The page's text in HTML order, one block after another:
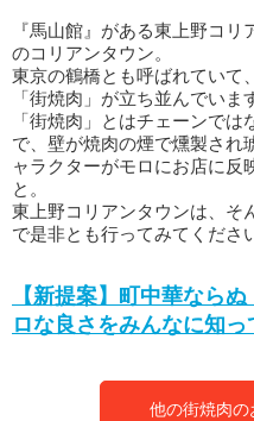
『馬山館』がある東上野コ
のコリアンタウン。
東京の鶴橋とも呼ばれていて
「街焼肉」が立ち並んでいま
「街焼肉」とはチェーンで
で、壁が焼肉の煙で燻製され
ャラクターがモロにお店に反
と。
東上野コリアンタウンは、そ
で是非とも行ってみてくださ
【新提案】町中華なら
ロな良さをみんなに知っ
他の街焼肉の